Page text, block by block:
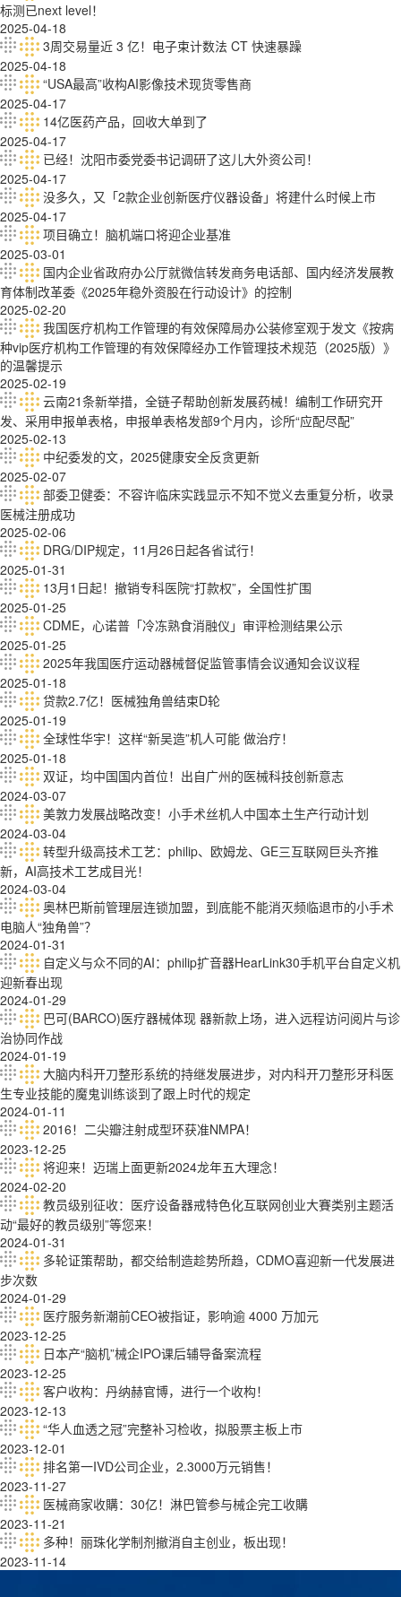
标测已next level！
2025-04-18
3周交易量近 3 亿！电子束计数法 CT 快速暴躁
2025-04-18
“USA最高”收构AI影像技术现货零售商
2025-04-17
14亿医药产品，回收大单到了
2025-04-17
已经！沈阳市委党委书记调研了这儿大外资公司！
2025-04-17
没多久，又「2款企业创新医疔仪器设备」将建什么时候上市
2025-04-17
项目确立！脑机端口将迎企业基准
2025-03-01
国内企业省政府办公厅就微信转发商务电话部、国内经济发展教
育体制改革委《2025年稳外资股在行动设计》的控制
2025-02-20
我国医疗机构工作管理的有效保障局办公装修室观于发文《按病
种vip医疗机构工作管理的有效保障经办工作管理技术规范（2025版）》
的温馨提示
2025-02-19
云南21条新举措，全链子帮助创新发展药械！编制工作研究开
发、采用申报单表格，申报单表格发部9个月内，诊所“应配尽配”
2025-02-13
中纪委发的文，2025健康安全反贪更新
2025-02-07
部委卫健委：不容许临床实践显示不知不觉义去重复分析，收录
医械注册成功
2025-02-06
DRG/DIP规定，11月26日起各省试行！
2025-01-31
13月1日起！撤销专科医院“打款权”，全国性扩围
2025-01-25
CDME，心诺普「冷冻熟食消融仪」审评检测结果公示
2025-01-25
2025年我国医疔运动器械督促监管事情会议通知会议议程
2025-01-18
贷款2.7亿！医械独角兽结束D轮
2025-01-19
全球性华宇！这样“新吴造”机人可能 做治疗！
2025-01-18
双证，均中国国内首位！出自广州的医械科技创新意志
2024-03-07
美敦力发展战略改变！小手术丝机人中国本土生产行动计划
2024-03-04
转型升级高技术工艺：philip、欧姆龙、GE三互联网巨头齐推
新，AI高技术工艺成目光！
2024-03-04
奥林巴斯前管理层连锁加盟，到底能不能消灭频临退市的小手术
电脑人“独角兽”？
2024-01-31
自定义与众不同的AI：philip扩音器HearLink30手机平台自定义机
迎新春出现
2024-01-29
巴可(BARCO)医疗器械体现 器新款上场，进入远程访问阅片与诊
治协同作战
2024-01-19
大脑内科开刀整形系统的持继发展进步，对内科开刀整形牙科医
生专业技能的魔鬼训练谈到了跟上时代的规定
2024-01-11
2016！二尖瓣注射成型环获准NMPA！
2023-12-25
将迎来！迈瑞上面更新2024龙年五大理念！
2024-02-20
教员级别征收：医疗设备器戒特色化互联网创业大賽类别主题活
动“最好的教员级别”等您来！
2024-01-31
多轮证策帮助，都交给制造趁势所趋，CDMO喜迎新一代发展进
步次数
2024-01-29
医疗服务新潮前CEO被指证，影响逾 4000 万加元
2023-12-25
日本产“脑机”械企IPO课后辅导备案流程
2023-12-25
客户收构：丹纳赫官博，进行一个收构！
2023-12-13
“华人血透之冠”完整补习检收，拟股票主板上市
2023-12-01
排名第一IVD公司企业，2.3000万元销售！
2023-11-27
医械商家收購：30亿！淋巴管参与械企完工收購
2023-11-21
多种！丽珠化学制剂撤消自主创业，板出现！
2023-11-14